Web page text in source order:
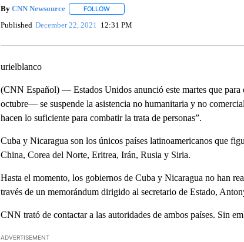
By CNN Newsource FOLLOWFOLLOW "" TO RECEIVE NOTIFICATIONS
Published December 22, 2021 12:31 PM
urielblanco
(CNN Español) — Estados Unidos anunció este martes que
octubre— se suspende la asistencia no humanitaria y no
hacen lo suficiente para combatir la trata de personas”.
Cuba y Nicaragua son los únicos países latinoamericanos que
China, Corea del Norte, Eritrea, Irán, Rusia y Siria.
Hasta el momento, los gobiernos de Cuba y Nicaragua no han
través de un memorándum dirigido al secretario de Estado,
CNN trató de contactar a las autoridades de ambos países. Sin
ADVERTISEMENT